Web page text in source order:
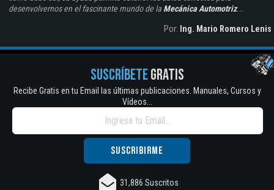
desenvolvernos en el fascinante mundo de la Mecánica Automotriz...
Por: Ing. Mario Romero Lenis
SUSCRÍBETEGRATIS
Recibe Gratis en tu Email las últimas publicaciones. Manuales, Cursos y
Vídeos...
31,886 Suscritos